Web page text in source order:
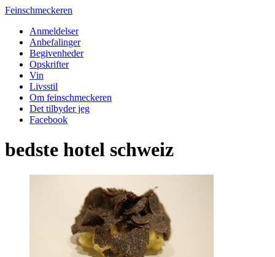
Feinschmeckeren
Anmeldelser
Anbefalinger
Begivenheder
Opskrifter
Vin
Livsstil
Om feinschmeckeren
Det tilbyder jeg
Facebook
bedste hotel schweiz